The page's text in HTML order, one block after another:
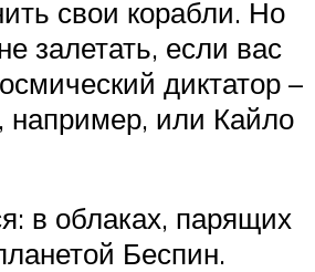
свои корабли. Но
залетать, если вас
диктатор –
например, или Кайло
в облаках, парящих
Беспин.